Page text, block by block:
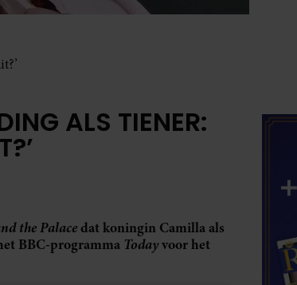
ALS TIENER:
the Palacedat koningin Camilla als
BBC-programma Todayvoor het